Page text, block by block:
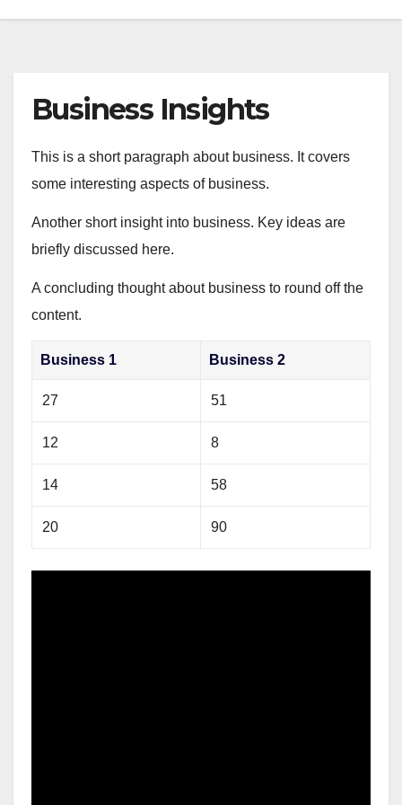
Business Insights
This is a short paragraph about business. It covers
some interesting aspects of business.
Another short insight into business. Key ideas are
briefly discussed here.
A concluding thought about business to round off the
content.
Business 1 Business 2
27 51
12 8
14 58
20 90